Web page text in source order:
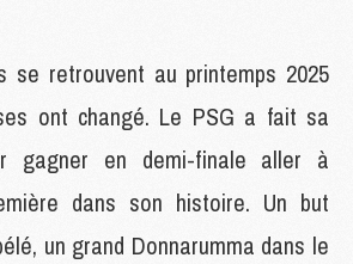
se retrouvent au printemps 2025
ont changé. Le PSG a fait sa
gagner en demi-finale aller à
dans son histoire. Un but
un grand Donnarumma dans le